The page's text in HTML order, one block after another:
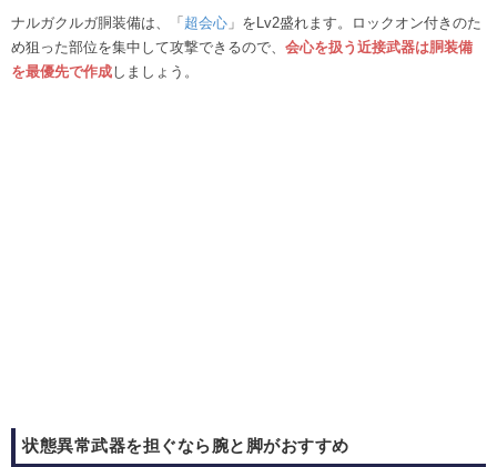
ナルガクルガ胴装備は、「超会心 」をLv2盛れます。ロックオン付きのた
め狙った部位を集中して攻撃できるので、 会心を扱う近接武器は胴装備
を最優先で作成しましょう。
状態異常武器を担ぐなら腕と脚がおすすめ